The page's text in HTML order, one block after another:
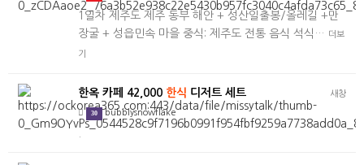
1일차 제주도 제주 동부 해안 + 성산일출봉/올레길 +만
장굴 + 성읍민속 마을 중식: 제주도 전통 음식 석식…
더보
기
새창
한옥 카페 42,000 한식 디저트 세트
30 bubblysnowflake